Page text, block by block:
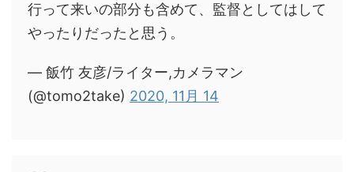
行って来いの部分も含めて、監督としてはして
やったりだったと思う。
— 飯竹 友彦/ライター,カメラマン
(@tomo2take) 2020, 11月 14